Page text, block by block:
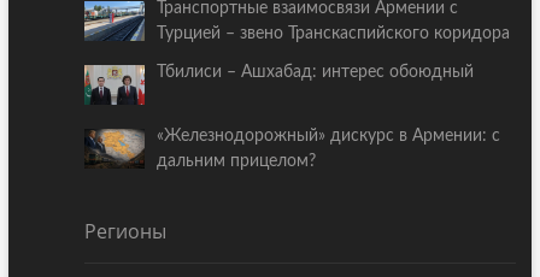
Транспортные взаимосвязи Армении с
Турцией – звено Транскаспийского коридора
Тбилиси – Ашхабад: интерес обоюдный
«Железнодорожный» дискурс в Армении: с
дальним прицелом?
Регионы